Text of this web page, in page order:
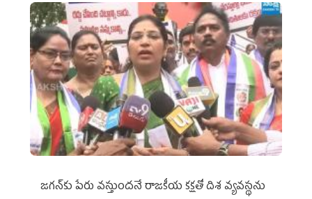
జగన్‌కు పేరు వస్తుందనే రాజకీయ కక్షతో దిశ వ్య‌వ‌స్థ‌ను